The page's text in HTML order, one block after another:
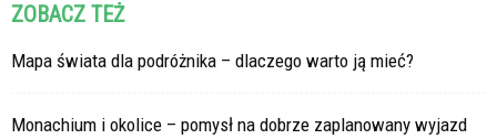
ZOBACZ TEŻ
Mapa świata dla podróżnika – dlaczego warto ją mieć?
Monachium i okolice – pomysł na dobrze zaplanowany wyjazd